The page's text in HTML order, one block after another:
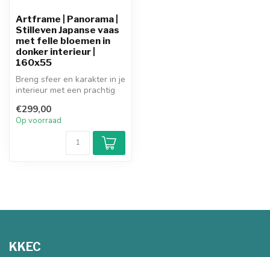
Artframe | Panorama |
Stilleven Japanse vaas
met felle bloemen in
donker interieur |
160x55
Breng sfeer en karakter in je
interieur met een prachtig
€299,00
Op voorraad
KKEC